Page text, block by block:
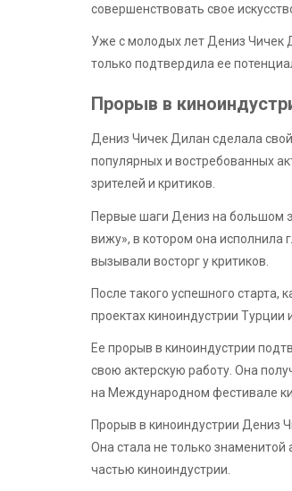
совершенствовать свое
Уже с молодых лет Дениз Чичек
только подтвердила ее
Прорыв в
Дениз Чичек Дилан сделала
популярных и востребованных
зрителей и критиков.
Первые шаги Дениз на большом
вижу», в котором она исполнила
вызывали восторг у критиков.
После такого успешного старта,
проектах киноиндустрии Турции
Ее прорыв в киноиндустрии
свою актерскую работу. Она
на Международном фестивале
Прорыв в киноиндустрии Дениз
Она стала не только
частью киноиндустрии.